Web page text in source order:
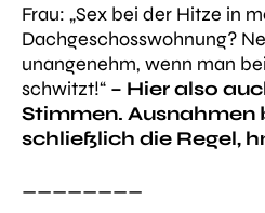
Frau: „Sex bei der Hitze in
Dachgeschosswohnung?
unangenehm, wenn man
schwitzt!“ – Hier also
Stimmen. Ausnahmen
schließlich die Regel,